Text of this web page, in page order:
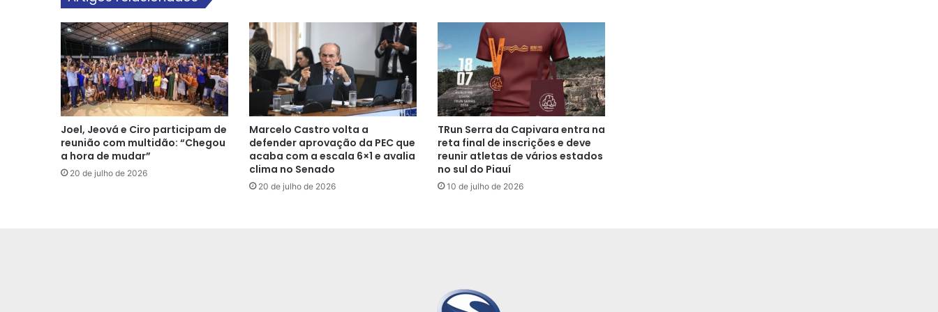
Joel, Jeová e Ciro participam de
reunião com multidão: “Chegou
a hora de mudar”
20 de julho de 2026
Marcelo Castro volta a
defender aprovação da PEC que
acaba com a escala 6×1 e avalia
clima no Senado
20 de julho de 2026
TRun Serra da Capivara entra na
reta final de inscrições e deve
reunir atletas de vários estados
no sul do Piauí
10 de julho de 2026